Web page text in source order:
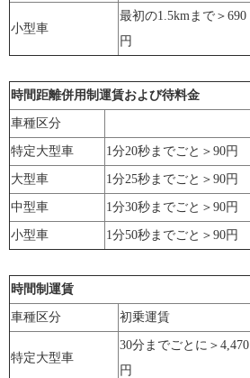
小型車
最初の1.5kmまで＞690
円
時間距離併用制運賃および待料金
車種区分
特定大型車 1分20秒までごと＞90円
大型車 1分25秒までごと＞90円
中型車 1分30秒までごと＞90円
小型車 1分50秒までごと＞90円
時間制運賃
車種区分 初乗運賃
特定大型車
30分までごとに＞4,470
円